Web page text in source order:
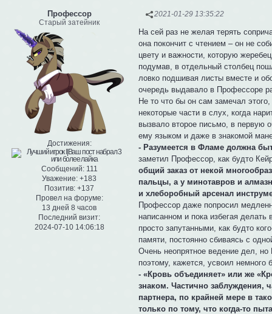
2021-01-29 13:35:22
Профессор
Старый затейник
Достижения:
Сообщений:111
Уважение: +183
Позитив: +137
Провел на форуме:
13 дней 8 часов
Последний визит:
2024-07-10 14:06:18
На сей раз не желая терять
она покончит с чтением – он не
цвету и важности, которую
подумав, в отдельный столбец
ловко подшивая листы вместе и
очередь выдавало в Профессоре
Не то что бы он сам замечал
некоторые части в слух, когда
вызвало второе письмо, в первую
ему языком и даже в знакомой
- Разумеется в Фламе должна
заметил Профессор, как будто
общий заказ от некой
пальцы, а у минотавров и
и хлеборобный арсенал
Профессор даже попросил
написанном и пока избегая
просто запутанными, как будто
памяти, постоянно сбиваясь с
Очень неопрятное ведение дел,
поэтому, кажется, усвоил немного
- «Кровь объединяет» или же
знаком. Частично заблуждения,
партнера, по крайней мере в
только по тому, что когда-то